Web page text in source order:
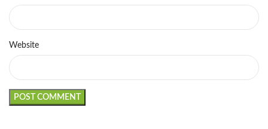
Website